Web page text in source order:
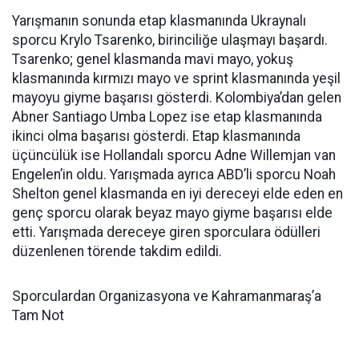
Yarışmanın sonunda etap klasmanında Ukraynalı
sporcu Krylo Tsarenko, birinciliğe ulaşmayı başardı.
Tsarenko; genel klasmanda mavi mayo, yokuş
klasmanında kırmızı mayo ve sprint klasmanında yeşil
mayoyu giyme başarısı gösterdi. Kolombiya’dan gelen
Abner Santiago Umba Lopez ise etap klasmanında
ikinci olma başarısı gösterdi. Etap klasmanında
üçüncülük ise Hollandalı sporcu Adne Willemjan van
Engelen’in oldu. Yarışmada ayrıca ABD’li sporcu Noah
Shelton genel klasmanda en iyi dereceyi elde eden en
genç sporcu olarak beyaz mayo giyme başarısı elde
etti. Yarışmada dereceye giren sporculara ödülleri
düzenlenen törende takdim edildi.
Sporculardan Organizasyona ve Kahramanmaraş’a
Tam Not